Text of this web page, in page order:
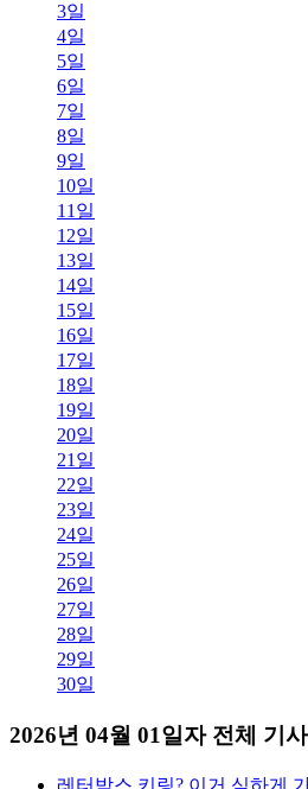
3일
4일
5일
6일
7일
8일
9일
10일
11일
12일
13일
14일
15일
16일
17일
18일
19일
20일
21일
22일
23일
24일
25일
26일
27일
28일
29일
30일
2026년 04월 01일자 전체 기사
레터박스 키링? 이거 심하게